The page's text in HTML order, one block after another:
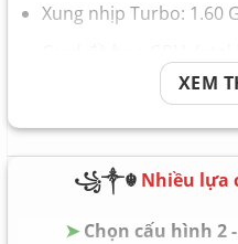
Xung nhịp Turbo: 1.60
Bộ nhớ Ram Memory:
Ổ cứng Hard Drive:
Pin Battery: Nguyên zin
XEM
꧁༒☬ Nhiều lựa
➤Chọn cấu hình 2 -